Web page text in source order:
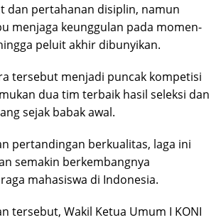
dan pertahanan disiplin, namun
menjaga keunggulan pada momen-
peluit akhir dibunyikan.
tersebut menjadi puncak kompetisi
dua tim terbaik hasil seleksi dan
sejak babak awal.
pertandingan berkualitas, laga ini
semakin berkembangnya
mahasiswa di Indonesia.
tersebut, Wakil Ketua Umum I KONI